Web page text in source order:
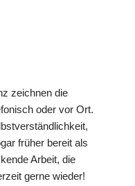
zeichnen die
oder vor Ort.
früher bereit als
Arbeit, die
gerne wieder!